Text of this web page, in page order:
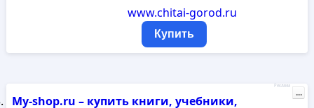
www.chitai-gorod.ru
Купить
My-shop.ru – купить книги, учебники,
Реклама
...